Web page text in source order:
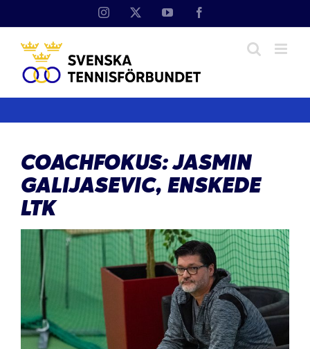
Instagram YouTube
COACHFOKUS: JASMIN
GALIJASEVIC, ENSKEDE
LTK